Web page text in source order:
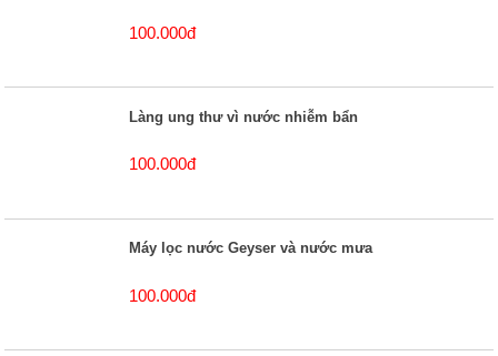
100.000đ
Làng ung thư vì nước nhiễm bẩn
100.000đ
Máy lọc nước Geyser và nước mưa
100.000đ